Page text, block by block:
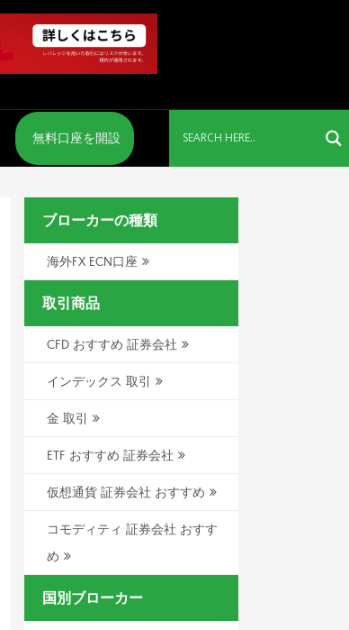
無料口座を開設
ブローカーの種類
海外FX ECN口座
取引商品
CFD おすすめ 証券会社
インデックス 取引
金 取引
ETF おすすめ 証券会社
仮想通貨 証券会社 おすすめ
コモディティ 証券会社 おすす
め
国別ブローカー